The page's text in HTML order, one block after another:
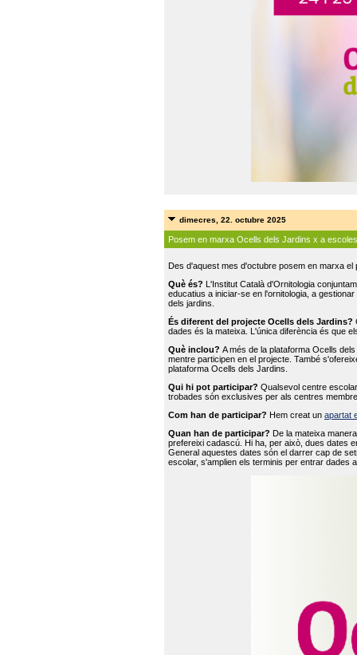
dimecres, 22. octubre 2025
Posem en marxa Ocells dels Jardins x a escoles
Des d'aquest mes d'octubre posem en marxa
Què és? L'Institut Català d'Ornitologia
educatius a iniciar-se en l'ornitologia, a
dels jardins.
És diferent del projecte Ocells dels Jardins?
dades és la mateixa. L'única diferència és que
Què inclou? A més de la plataforma Ocells
mentre participen en el projecte. També
plataforma Ocells dels Jardins.
Qui hi pot participar? Qualsevol centre
trobades són exclusives per als centres
Com han de participar? Hem creat un apartat
Quan han de participar? De la mateixa
prefereixi cadascú. Hi ha, per això, dues dates
General aquestes dates són el darrer cap de
escolar, s'amplien els terminis per entrar dades